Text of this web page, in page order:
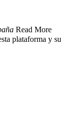
Read More
plataforma y su